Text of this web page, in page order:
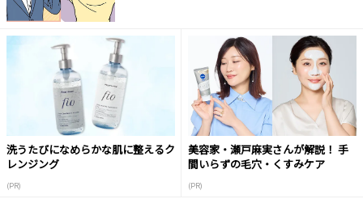
洗うたびになめらかな肌に整えるク
レンジング
(PR)
美容家・瀬戸麻実さんが解説！ 手
間いらずの毛穴・くすみケア
(PR)